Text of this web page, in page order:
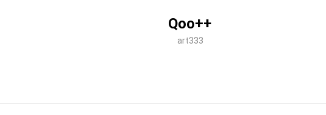
Qoo++
art333